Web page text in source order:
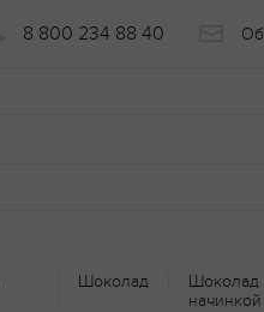
8 800 234 88 40
Шоколад
Шоколад